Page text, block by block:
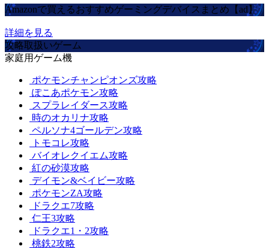
Amazonで買えるおすすめゲーミングデバイスまとめ【ad】
詳細を見る
攻略取扱いゲーム
家庭用ゲーム機
ポケモンチャンピオンズ攻略
ぽこあポケモン攻略
スプラレイダース攻略
時のオカリナ攻略
ペルソナ4ゴールデン攻略
トモコレ攻略
バイオレクイエム攻略
紅の砂漠攻略
デイモン&ベイビー攻略
ポケモンZA攻略
ドラクエ7攻略
仁王3攻略
ドラクエ1・2攻略
桃鉄2攻略